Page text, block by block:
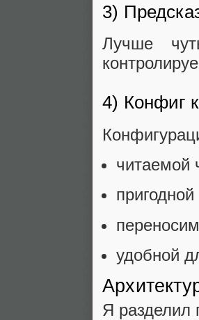
3)
Лучше
4) Конфиг
читаемой
удобной
Я разделил